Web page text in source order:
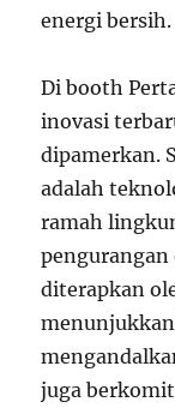
energi bersih.
Di booth
inovasi
dipamerkan.
adalah
ramah
pengurangan
diterapkan
juga